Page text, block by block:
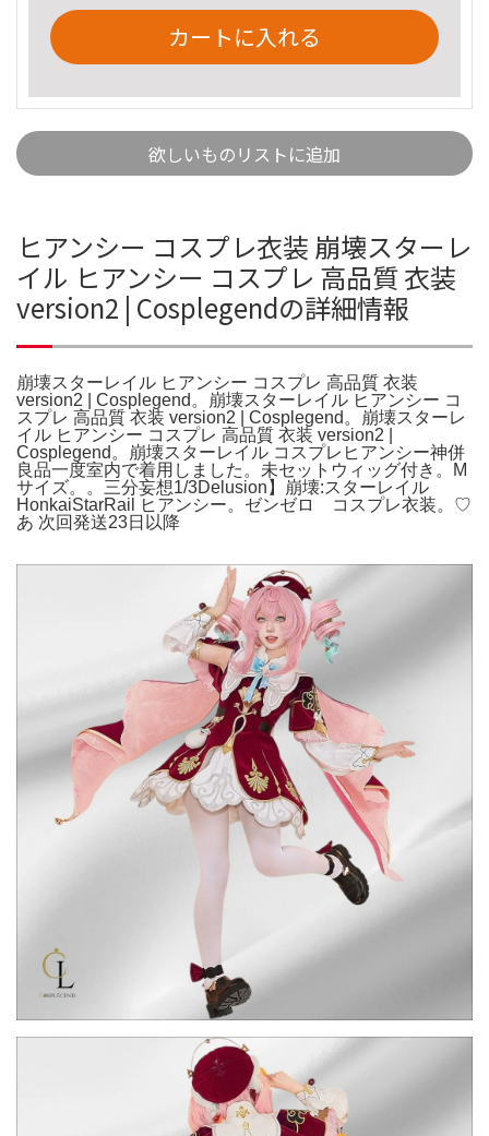
カートに入れる
欲しいものリストに追加
ヒアンシー コスプレ衣装 崩壊スターレ
イル ヒアンシー コスプレ 高品質 衣装
version2 | Cosplegendの詳細情報
崩壊スターレイル ヒアンシー コスプレ 高品質 衣装
version2 | Cosplegend。崩壊スターレイル ヒアンシー コ
スプレ 高品質 衣装 version2 | Cosplegend。崩壊スターレ
イル ヒアンシー コスプレ 高品質 衣装 version2 |
Cosplegend。崩壊スターレイル コスプレヒアンシー神併
良品一度室内で着用しました。未セットウィッグ付き。M
サイズ。。三分妄想1/3Delusion】崩壊:スターレイル
HonkaiStarRail ヒアンシー。ゼンゼロ コスプレ衣装。♡
あ 次回発送23日以降